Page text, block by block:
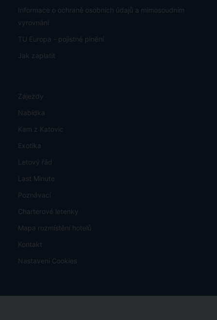
Informace o ochraně osobních údajů a mimosoudním
vyrovnání
TU Europa - pojistné plnění
Jak zaplatit
Zájezdy
Nabídka
Kam z Katovic
Exotika
Letový řád
Last Minute
Poznávací
Charterové letenky
Mapa rozmístění hotelů
Kontakt
Nastavení Cookies